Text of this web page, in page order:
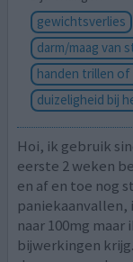
gewichtsverlies
darm/maag van
handen trillen
duizeligheid bij
Hoi, ik gebruik
eerste 2 weken
en af en toe nog
paniekaanvallen,
naar 100mg
bijwerkingen